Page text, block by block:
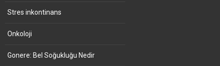
Stres inkontinans
Onkoloji
Gonere: Bel Soğukluğu Nedir